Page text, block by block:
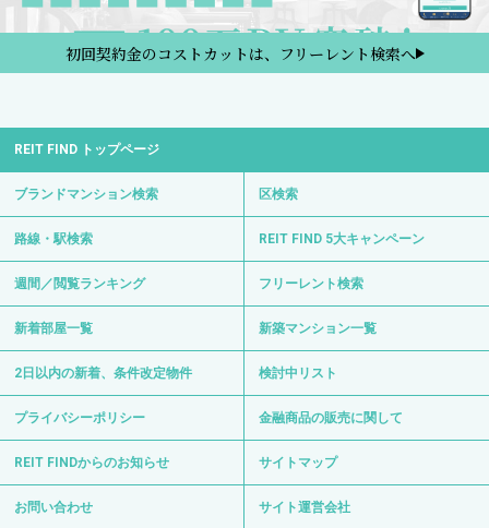
初回契約金のコストカットは、フリーレント検索へ
REIT FIND トップページ
ブランドマンション検索 区検索
路線・駅検索 REIT FIND 5大キャンペーン
週間／閲覧ランキング フリーレント検索
新着部屋一覧 新築マンション一覧
2日以内の新着、条件改定物件 検討中リスト
プライバシーポリシー 金融商品の販売に関して
REIT FINDからのお知らせ サイトマップ
お問い合わせ サイト運営会社